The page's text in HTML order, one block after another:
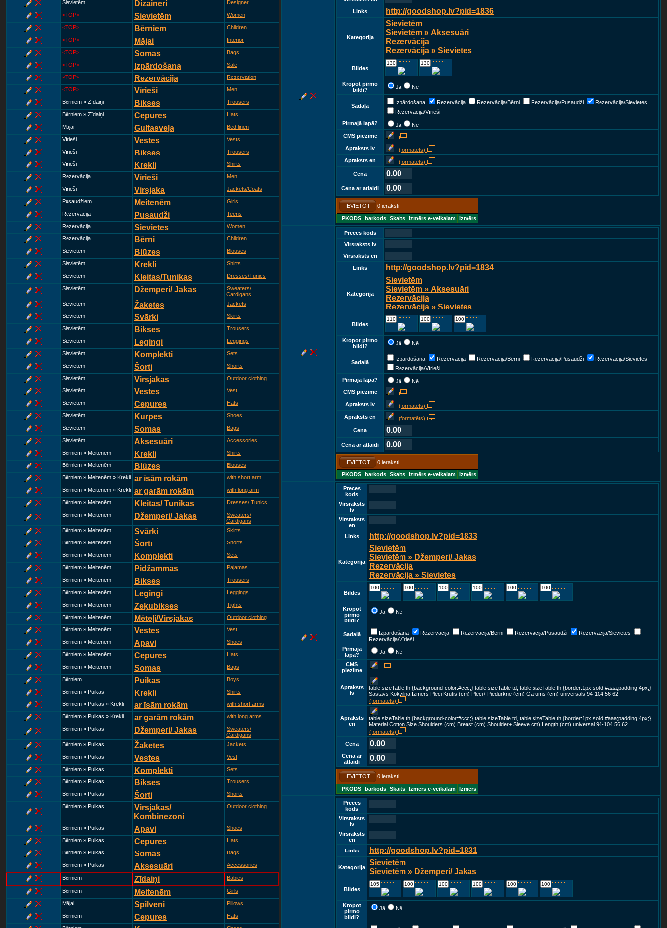
Sievietēm Dizaineri Designer
<TOP> Sievietēm Women
<TOP> Bērniem Children
<TOP> Mājai Interior
<TOP> Somas Bags
<TOP> Izpārdošana Sale
<TOP> Rezervācija Reservation
<TOP> Vīrieši Men
Bērniem » Zīdaiņi Bikses Trousers
Bērniem » Zīdaiņi Cepures Hats
Mājai Gultasveļa Bed linen
Vīrieši Vestes Vests
Vīrieši Bikses Trousers
Vīrieši Krekli Shirts
Rezervācija Vīrieši Men
Vīrieši Virsjaka Jackets/Coats
Pusaudžiem Meitenēm Girls
Rezervācija Pusaudži Teens
Rezervācija Sievietes Women
Rezervācija Bērni Children
Sievietēm Blūzes Blouses
Sievietēm Krekli Shirts
Sievietēm Kleitas/Tunikas Dresses/Tunics
Sievietēm Džemperi/ Jakas
Sweaters/
Cardigans
Sievietēm
Žaketes Jackets
Sievietēm Svārki Skirts
Sievietēm Bikses Trousers
Sievietēm Legingi Leggings
Sievietēm Komplekti Sets
Sievietēm Šorti Shorts
Sievietēm Virsjakas Outdoor clothing
Sievietēm Vestes Vest
Sievietēm Cepures Hats
Sievietēm Kurpes Shoes
Sievietēm Somas Bags
Sievietēm Aksesuāri Accessories
Bērniem » Meitenēm Krekli Shirts
Bērniem » Meitenēm Blūzes Blouses
Bērniem » Meitenēm » Krekli ar īsām rokām with short arm
Bērniem » Meitenēm » Krekli ar garām rokām with long arm
Bērniem » Meitenēm Kleitas/ Tunikas Dresses/ Tunics
Bērniem » Meitenēm Džemperi/ Jakas
Sweaters/
Cardigans
Bērniem » Meitenēm
Svārki Skirts
Bērniem » Meitenēm Šorti Shorts
Bērniem » Meitenēm Komplekti Sets
Bērniem » Meitenēm Pidžammas Pajamas
Bērniem » Meitenēm Bikses Trousers
Bērniem » Meitenēm Legingi Leggings
Bērniem » Meitenēm Zeķubikses Tights
Bērniem » Meitenēm Mēteļi/Virsjakas Outdoor clothing
Bērniem » Meitenēm Vestes Vest
Bērniem » Meitenēm Apavi Shoes
Bērniem » Meitenēm Cepures Hats
Bērniem » Meitenēm Somas Bags
Bērniem Puikas Boys
Bērniem » Puikas Krekli Shirts
Bērniem » Puikas » Krekli ar īsām rokām with short arms
Bērniem » Puikas » Krekli ar garām rokām with long arms
Bērniem » Puikas Džemperi/ Jakas
Sweaters/
Cardigans
Bērniem » Puikas
Žaketes Jackets
Bērniem » Puikas Vestes Vest
Bērniem » Puikas Komplekti Sets
Bērniem » Puikas Bikses Trousers
Bērniem » Puikas Šorti Shorts
Bērniem » Puikas
Virsjakas/
Kombinezoni
Outdoor clothing
Bērniem » Puikas Apavi Shoes
Bērniem » Puikas Cepures Hats
Bērniem » Puikas Somas Bags
Bērniem » Puikas Aksesuāri Accessories
Bērniem Zīdaiņi Babies
Bērniem Meitenēm Girls
Mājai Spilveni Pillows
Bērniem Cepures Hats
Links
http://goodshop.lv?pid=1836
Kategorija
Sievietēm
Sievietēm » Aksesuāri
Rezervācija
Rezervācija » Sievietes
Bildes
:::::::::::: ::::::::::::
Kropot pirmo
bildi?
Jā Nē
Sadaļā
Izpārdošana Rezervācija Rezervācija/Bērni Rezervācija/Pusaudži
Rezervācija/Sievietes
Rezervācija/Vīrieši
Pirmajā lapā?
Jā
Nē
CMS piezīme
Apraksts lv
(formatēts)
Apraksts en
(formatēts)
Cena
0.00
Cena ar atlaidi 0.00
IEVIETOT 0 ieraksti
PKODS barkods Skaits Izmērs e-veikalam Izmērs
Preces kods
Virsraksts lv
Virsraksts en
Links
http://goodshop.lv?pid=1834
Kategorija
Sievietēm
Sievietēm » Aksesuāri
Rezervācija
Rezervācija » Sievietes
Bildes
:::::::::::: :::::::::::: ::::::::::::
Kropot pirmo
bildi?
Jā Nē
Sadaļā
Izpārdošana Rezervācija Rezervācija/Bērni Rezervācija/Pusaudži
Rezervācija/Sievietes
Rezervācija/Vīrieši
Pirmajā lapā?
Jā
Nē
CMS piezīme
Apraksts lv
(formatēts)
Apraksts en
(formatēts)
Cena
0.00
Cena ar atlaidi 0.00
IEVIETOT 0 ieraksti
PKODS barkods Skaits Izmērs e-veikalam Izmērs
Preces
kods
Virsraksts
lv
Virsraksts
en
Links
http://goodshop.lv?pid=1833
Kategorija
Sievietēm
Sievietēm » Džemperi/ Jakas
Rezervācija
Rezervācija » Sievietes
Bildes
:::::::::::: :::::::::::: :::::::::::: :::::::::::: :::::::::::: ::::::::::::
Kropot
pirmo
bildi?
Jā Nē
Sadaļā Izpārdošana Rezervācija Rezervācija/Bērni Rezervācija/Pusaudži
Rezervācija/Sievietes
Rezervācija/Vīrieši
Pirmajā
lapā?
Jā Nē
CMS
piezīme
Apraksts
lv
table.sizeTable th {background-color:#ccc;} table.sizeTable td, table.sizeTable th {border:1px solid #aaa;padding:4px;}
Sastāvs Kokvilna Izmērs Pleci Krūtis (cm) Pleci+ Piedurkne (cm) Garums (cm) universāls 94-104 56 62
(formatēts)
Apraksts
en
table.sizeTable th {background-color:#ccc;} table.sizeTable td, table.sizeTable th {border:1px solid #aaa;padding:4px;}
Material Cotton Size Shoulders (cm) Breast (cm) Shoulder+ Sleeve cm) Length (cm) universal 94-104 56 62
(formatēts)
Cena
0.00
Cena ar
atlaidi
0.00
IEVIETOT 0 ieraksti
PKODS barkods Skaits Izmērs e-veikalam Izmērs
Preces
kods
Virsraksts
lv
Virsraksts
en
Links
http://goodshop.lv?pid=1831
Kategorija
Sievietēm
Sievietēm » Džemperi/ Jakas
Bildes
:::::::::::: :::::::::::: :::::::::::: :::::::::::: :::::::::::: ::::::::::::
Kropot
pirmo
bildi?
Jā Nē